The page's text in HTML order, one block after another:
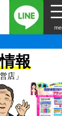
報
店」